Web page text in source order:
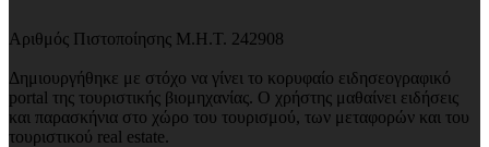
Αριθμός Πιστοποίησης Μ.Η.Τ. 242908
Δημιουργήθηκε με στόχο να γίνει το κορυφαίο ειδησεογραφικό
portal της τουριστικής βιομηχανίας. Ο χρήστης μαθαίνει ειδήσεις
και παρασκήνια στο χώρο του τουρισμού, των μεταφορών και του
τουριστικού real estate.